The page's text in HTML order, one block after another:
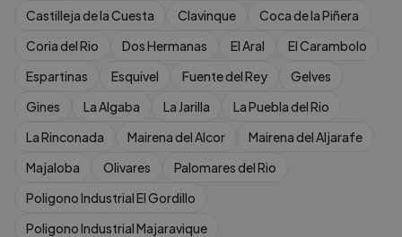
Castilleja de la Cuesta
Clavinque
Coca de la Piñera
Coria del Rio
Dos Hermanas El Aral
El Carambolo
Espartinas
Esquivel Fuente del Rey
Gelves
Gines
La Algaba La Jarilla
La Puebla del Rio
La Rinconada
Mairena del Alcor
Mairena del Aljarafe
Majaloba
Olivares
Palomares del Rio
Poligono Industrial El Gordillo
Poligono Industrial Majaravique